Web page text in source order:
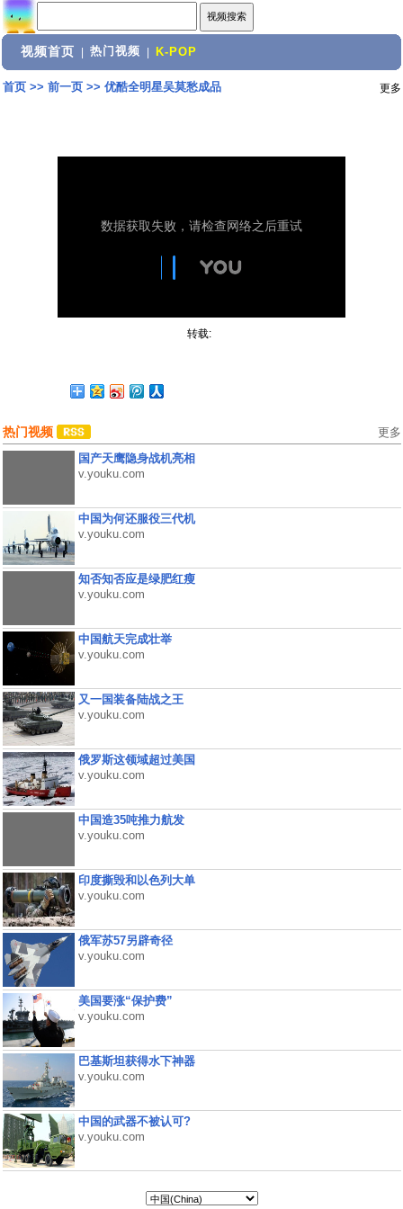
视频首页 热门视频 K-POP
首页>> 前一页>> 优酷全明星吴莫愁成品 更多
转载:
热门视频 更多
国产天鹰隐身战机亮相
v.youku.com
中国为何还服役三代机
v.youku.com
知否知否应是绿肥红瘦
v.youku.com
中国航天完成壮举
v.youku.com
又一国装备陆战之王
v.youku.com
俄罗斯这领域超过美国
v.youku.com
中国造35吨推力航发
v.youku.com
印度撕毁和以色列大单
v.youku.com
俄军苏57另辟奇径
v.youku.com
美国要涨“保护费”
v.youku.com
巴基斯坦获得水下神器
v.youku.com
中国的武器不被认可?
v.youku.com